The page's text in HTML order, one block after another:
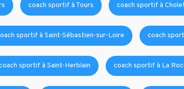
coach sportif à Tours coach sportif à
sportif à Saint-Sébastien-sur-Loire coach
sportif à Saint-Herblain coach sportif à La